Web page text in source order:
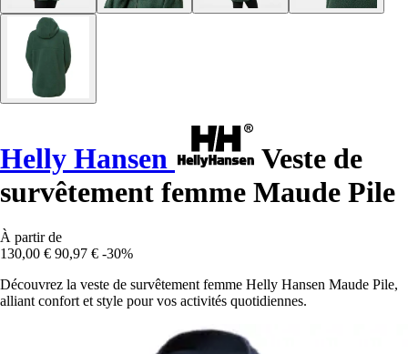
Helly Hansen
Veste de
survêtement femme Maude Pile
À partir de
130,00 € 90,97 € -30%
Découvrez la veste de survêtement femme Helly Hansen Maude Pile,
alliant confort et style pour vos activités quotidiennes.